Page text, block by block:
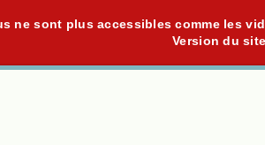
ne sont plus accessibles comme les
Version du